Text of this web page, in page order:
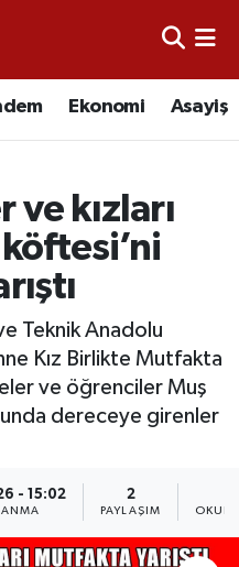
Ekonomi Asayiş
ve kızları
Teknik Anadolu
Kız Birlikte Mutfakta
ve öğrenciler Muş
dereceye girenler
- 15:02 2
PAYLAŞIM
Durumu ve Fikstür